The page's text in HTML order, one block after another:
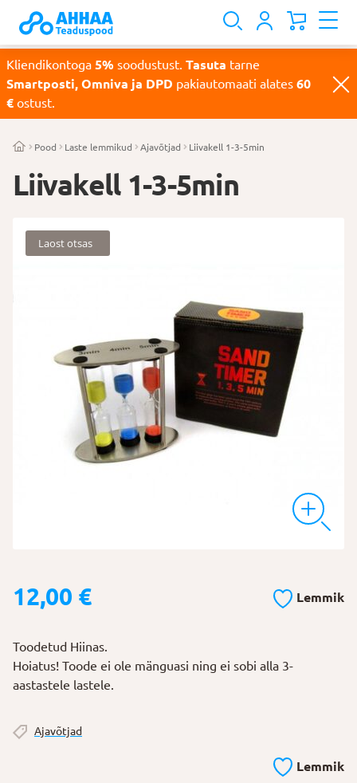
Kliendikontoga 5% soodustust. Tasuta tarne
Smartposti, Omniva ja DPD pakiautomaati alates 60
€ ostust.
Pood Laste lemmikud Ajavõtjad Liivakell 1-3-5min
Liivakell 1-3-5min
Laost otsas
12,00 € Lemmik
Toodetud Hiinas.
Hoiatus! Toode ei ole mänguasi ning ei sobi alla 3-
aastastele lastele.
Lemmik
Ajavõtjad